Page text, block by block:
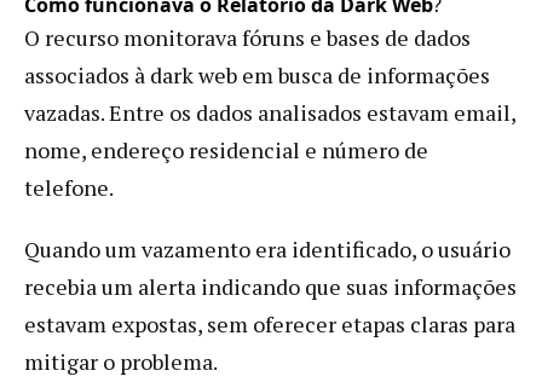
O recurso monitorava fóruns e bases de dados
associados à dark web em busca de informações
vazadas. Entre os dados analisados estavam email,
nome, endereço residencial e número de
telefone.
Quando um vazamento era identificado, o usuário
recebia um alerta indicando que suas informações
estavam expostas, sem oferecer etapas claras para
mitigar o problema.